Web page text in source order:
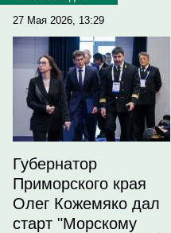
27 Мая 2026, 13:29
Губернатор
Приморского края
Олег Кожемяко дал
старт "Морскому